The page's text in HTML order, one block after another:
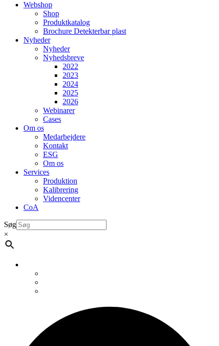
Webshop
Shop
Produktkatalog
Brochure Detekterbar plast
Nyheder
Nyheder
Nyhedsbreve
2022
2023
2024
2025
2026
Webinarer
Cases
Om os
Medarbejdere
Kontakt
ESG
Om os
Services
Produktion
Kalibrering
Videncenter
CoA
Søg
×